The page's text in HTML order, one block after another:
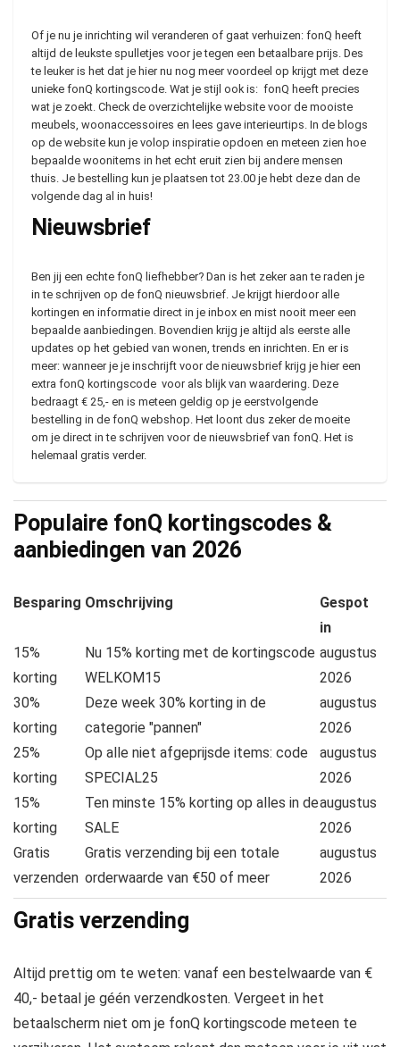
Of je nu je inrichting wil veranderen of gaat verhuizen: fonQ heeft
altijd de leukste spulletjes voor je tegen een betaalbare prijs. Des
te leuker is het dat je hier nu nog meer voordeel op krijgt met deze
unieke fonQ kortingscode. Wat je stijl ook is: fonQ heeft precies
wat je zoekt. Check de overzichtelijke website voor de mooiste
meubels, woonaccessoires en lees gave interieurtips. In de blogs
op de website kun je volop inspiratie opdoen en meteen zien hoe
bepaalde woonitems in het echt eruit zien bij andere mensen
thuis. Je bestelling kun je plaatsen tot 23.00 je hebt deze dan de
volgende dag al in huis!
Nieuwsbrief
Ben jij een echte fonQ liefhebber? Dan is het zeker aan te raden je
in te schrijven op de fonQ nieuwsbrief. Je krijgt hierdoor alle
kortingen en informatie direct in je inbox en mist nooit meer een
bepaalde aanbiedingen. Bovendien krijg je altijd als eerste alle
updates op het gebied van wonen, trends en inrichten. En er is
meer: wanneer je je inschrijft voor de nieuwsbrief krijg je hier een
extra fonQ kortingscode voor als blijk van waardering. Deze
bedraagt € 25,- en is meteen geldig op je eerstvolgende
bestelling in de fonQ webshop. Het loont dus zeker de moeite
om je direct in te schrijven voor de nieuwsbrief van fonQ. Het is
helemaal gratis verder.
Populaire fonQ kortingscodes &
aanbiedingen van 2026
Besparing Omschrijving
Gespot
in
15%
korting
Nu 15% korting met de kortingscode
WELKOM15
augustus
2026
30%
korting
Deze week 30% korting in de
categorie "pannen"
augustus
2026
25%
korting
Op alle niet afgeprijsde items: code
SPECIAL25
augustus
2026
15%
korting
Ten minste 15% korting op alles in de
SALE
augustus
2026
Gratis
verzenden
Gratis verzending bij een totale
orderwaarde van €50 of meer
augustus
2026
Gratis verzending
Altijd prettig om te weten: vanaf een bestelwaarde van €
40,- betaal je géén verzendkosten. Vergeet in het
betaalscherm niet om je fonQ kortingscode meteen te